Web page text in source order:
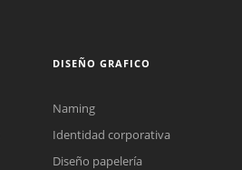
DISEÑO GRAFICO
Naming
Identidad corporativa
Diseño papelería